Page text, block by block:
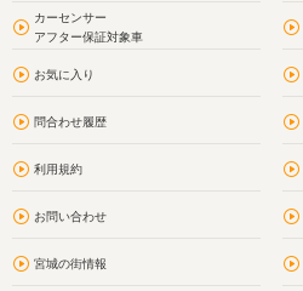
カーセンサー
アフター保証対象車
お気に入り
問合わせ履歴
利用規約
お問い合わせ
宮城の街情報